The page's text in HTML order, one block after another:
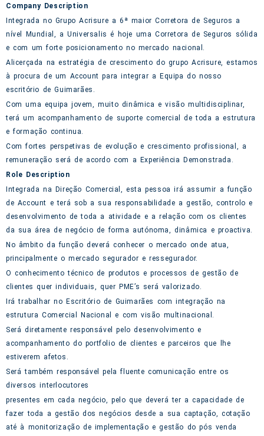
Company Description
Integrada no Grupo Acrisure a 6ª maior Corretora de Seguros a
nível Mundial, a Universalis é hoje uma Corretora de Seguros sólida
e com um forte posicionamento no mercado nacional.
Alicerçada na estratégia de crescimento do grupo Acrisure, estamos
à procura de um Account para integrar a Equipa do nosso
escritório de Guimarães.
Com uma equipa jovem, muito dinâmica e visão multidisciplinar,
terá um acompanhamento de suporte comercial de toda a estrutura
e formação continua.
Com fortes perspetivas de evolução e crescimento profissional, a
remuneração será de acordo com a Experiência Demonstrada.
Role Description
Integrada na Direção Comercial, esta pessoa irá assumir a função
de Account e terá sob a sua responsabilidade a gestão, controlo e
desenvolvimento de toda a atividade e a relação com os clientes
da sua área de negócio de forma autónoma, dinâmica e proactiva.
No âmbito da função deverá conhecer o mercado onde atua,
principalmente o mercado segurador e ressegurador.
O conhecimento técnico de produtos e processos de gestão de
clientes quer individuais, quer PME’s será valorizado.
Irá trabalhar no Escritório de Guimarães com integração na
estrutura Comercial Nacional e com visão multinacional.
Será diretamente responsável pelo desenvolvimento e
acompanhamento do portfolio de clientes e parceiros que lhe
estiverem afetos.
Será também responsável pela fluente comunicação entre os
diversos interlocutores
presentes em cada negócio, pelo que deverá ter a capacidade de
fazer toda a gestão dos negócios desde a sua captação, cotação
até à monitorização de implementação e gestão do pós venda